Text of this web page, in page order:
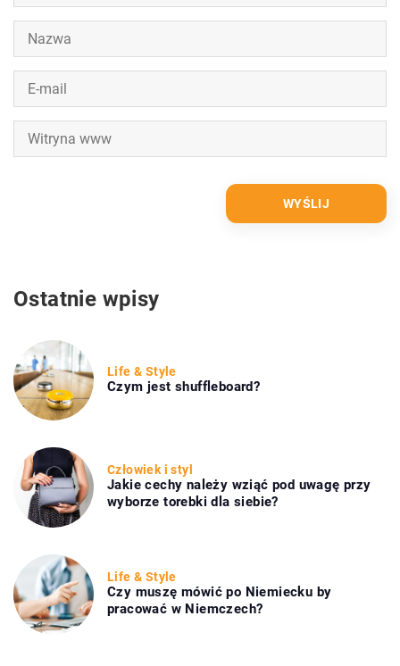
Ostatnie wpisy
Life & Style
Czym jest shuffleboard?
Człowiek i styl
Jakie cechy należy wziąć pod uwagę przy
wyborze torebki dla siebie?
Life & Style
Czy muszę mówić po Niemiecku by
pracować w Niemczech?